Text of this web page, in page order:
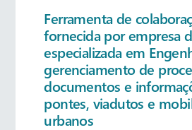
Ferramenta de
fornecida por empresa
especializada em
gerenciamento de
documentos e
pontes, viadutos e
urbanos